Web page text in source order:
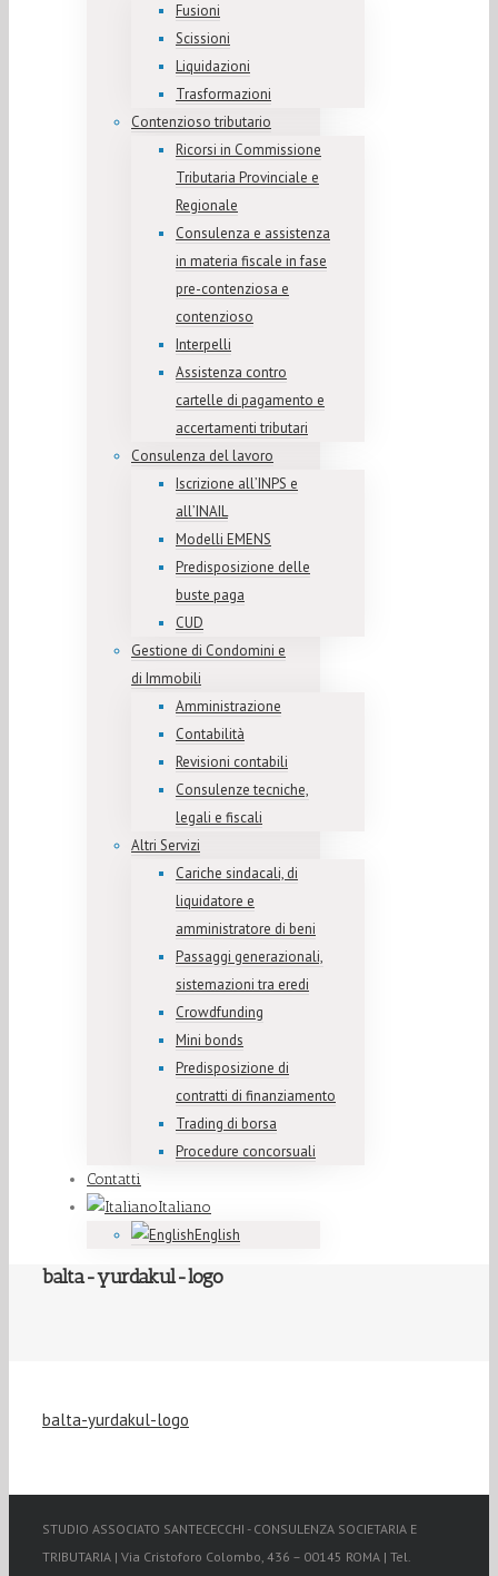
Fusioni
Scissioni
Liquidazioni
Trasformazioni
Contenzioso tributario
Ricorsi in Commissione
Tributaria Provinciale e
Regionale
Consulenza e assistenza
in materia fiscale in fase
pre-contenziosa e
contenzioso
Interpelli
Assistenza contro
cartelle di pagamento e
accertamenti tributari
Consulenza del lavoro
Iscrizione all’INPS e
all’INAIL
Modelli EMENS
Predisposizione delle
buste paga
CUD
Gestione di Condomini e
di Immobili
Amministrazione
Contabilità
Revisioni contabili
Consulenze tecniche,
legali e fiscali
Altri Servizi
Cariche sindacali, di
liquidatore e
amministratore di beni
Passaggi generazionali,
sistemazioni tra eredi
Crowdfunding
Mini bonds
Predisposizione di
contratti di finanziamento
Trading di borsa
Procedure concorsuali
Contatti
Italiano
English
balta-yurdakul-logo
balta-yurdakul-logo
STUDIO ASSOCIATO SANTECECCHI - CONSULENZA SOCIETARIA E
TRIBUTARIA | Via Cristoforo Colombo, 436 – 00145 ROMA | Tel.